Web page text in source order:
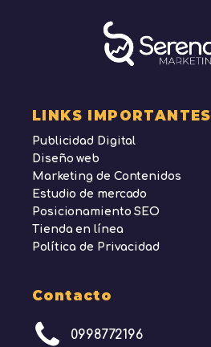
LINKS IMPORTANTES
Publicidad Digital
Diseño web
Marketing de Contenidos
Estudio de mercado
Posicionamiento SEO
Tienda en línea
Política de Privacidad
Contacto
0998772196